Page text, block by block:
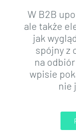
W B2B
ale także
jak
spójny z
na
wpisie
nie